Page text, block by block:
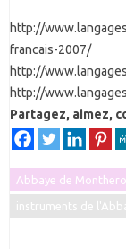
http://
francais-2007/
http://
http://
Partagez, aimez,
Abbaye de
instruments de